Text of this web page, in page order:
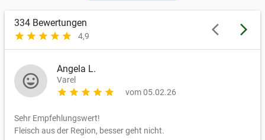
334 Bewertungen
star star star star star 4,9 arrow_back_ios arrow_forward_ios
mood
Angela L.
Varel
star star star star star vom 05.02.26
Sehr Empfehlungswert!
Fleisch aus der Region, besser geht nicht.